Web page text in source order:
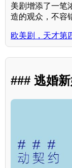
美剧增添了一笔
造的观众，不容
欧美剧，天才第
### 逃婚